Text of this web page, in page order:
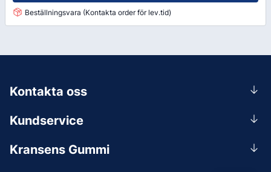
Beställningsvara (Kontakta order för lev.tid)
Kundservice
Kransens Gummi
Kontakta oss
0156-409 00
Mån-Tors 07.30-16:30, Fre 07.30-15.00.
Lunchstängt 12:00-12:30